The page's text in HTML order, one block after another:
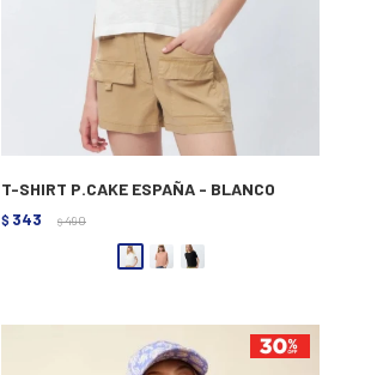
T-SHIRT P.CAKE ESPAÑA - BLANCO
$ 343 $ 490